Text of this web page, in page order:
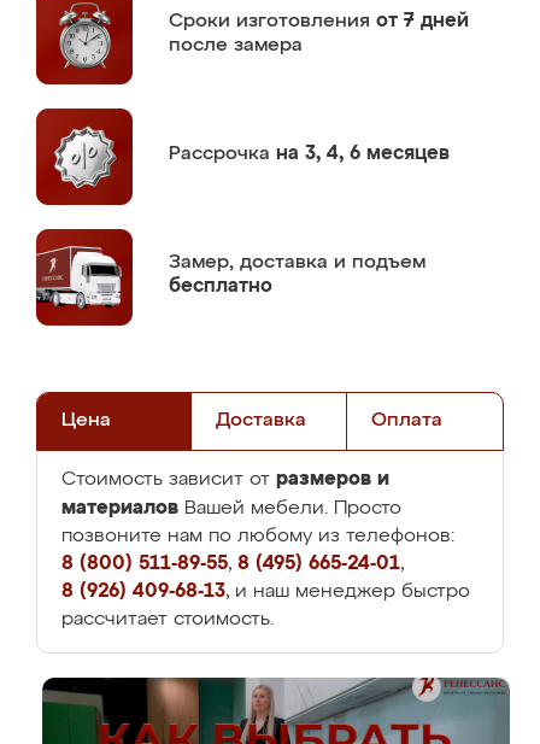
Сроки изготовления от 7 дней
после замера
Рассрочка на 3, 4, 6 месяцев
Замер, доставка и подъем
бесплатно
Цена Доставка Оплата
Стоимость зависит от размеров и
материалов Вашей мебели. Просто
позвоните нам по любому из телефонов:
8 (800) 511-89-55, 8 (495) 665-24-01,
8 (926) 409-68-13, и наш менеджер быстро
рассчитает стоимость.